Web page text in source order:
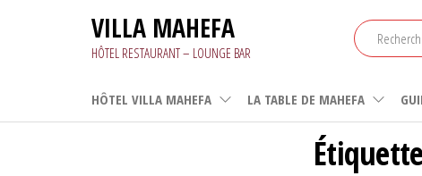
VILLA MAHEFA
HÔTEL RESTAURANT – LOUNGE BAR
HÔTEL VILLA MAHEFA LA TABLE DE MAHEFA